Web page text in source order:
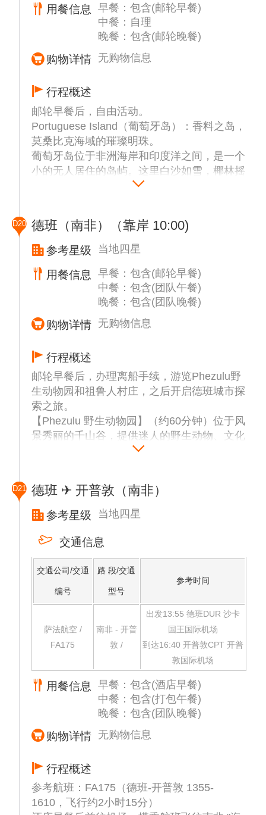
用餐信息
早餐：包含(邮轮早餐)
中餐：自理
晚餐：包含(邮轮晚餐)
购物详情 无购物信息
行程概述
邮轮早餐后，自由活动。
Portuguese Island（葡萄牙岛）：香料之岛，
莫桑比克海域的璀璨明珠。
葡萄牙岛位于非洲海岸和印度洋之间，是一个
小的无人居住的岛屿。这里白沙如雪，椰林摇
抱。葡萄牙
岛处在马普托湾的外部边界，马普托湾是莫桑
比克的首都所在地，在因哈卡岛的掩护下，这
里是整个
大陆最奢华度假村的首选地点。
在您的假期中，抽点时间在温暖的、清澈的海
洋水中畅游后，在岛上散步。它长 4 英里，大
约需要一个小时的沙滩步行，只有蓝色的水和
低矮的植被陪伴着您。海滩活动也不少：除了
所有那些可以让人们无忧无虑地晒太阳的服
务，如沙滩伞、躺椅和日光床，还有用于玩沙
滩排球和沙滩网球的设备。
D20 德班（南非）（靠岸 10:00)
参考星级 当地四星
用餐信息
早餐：包含(邮轮早餐)
中餐：包含(团队午餐)
晚餐：包含(团队晚餐)
购物详情 无购物信息
行程概述
邮轮早餐后，办理离船手续，游览Phezulu野
生动物园和祖鲁人村庄，之后开启德班城市探
索之旅。
【Phezulu 野生动物园】（约60分钟）位于风
景秀丽的千山谷，提供迷人的野生动物、文化
和冒险体验。参加带导游的狩猎之旅，在自然
行动物的机会。
【祖鲁村庄】体验充满活力的祖鲁舞蹈表演
(约30分钟)，了解祖鲁人的习俗和传统。祖鲁
人是南非一个古老民族，他们的住所是圆形的
草屋，仿佛一个巨大的蘑菇，看起来非常有特
色。战舞是祖鲁族最著称的舞蹈，由各式象征
作战的动作组成，以灵活的跳跃，刺戳和闪避
的动作来展现他们的英勇、士气。
【德班城市之旅】(约15分钟）探索著名的黄
金海岸，这里有繁华的海滨和标志性的海滨长
廊。参观维多利亚街市场等历史遗迹，这里印
度和非洲文化在香料、工艺品和当地商品的热
闹氛围中融为一体。
D21 德班 ✈ 开普敦（南非）
参考星级 当地四星
交通信息
交通公司/交通
编号
路 段/交通
型号
参考时间
萨法航空 /
FA175
南非 - 开普
敦 /
出发13:55 德班DUR 沙卡
国王国际机场
到达16:40 开普敦CPT 开普
敦国际机场
用餐信息
早餐：包含(酒店早餐)
中餐：包含(打包午餐)
晚餐：包含(团队晚餐)
购物详情 无购物信息
行程概述
参考航班：FA175（德班-开普敦 1355-
1610，飞行约2小时15分）